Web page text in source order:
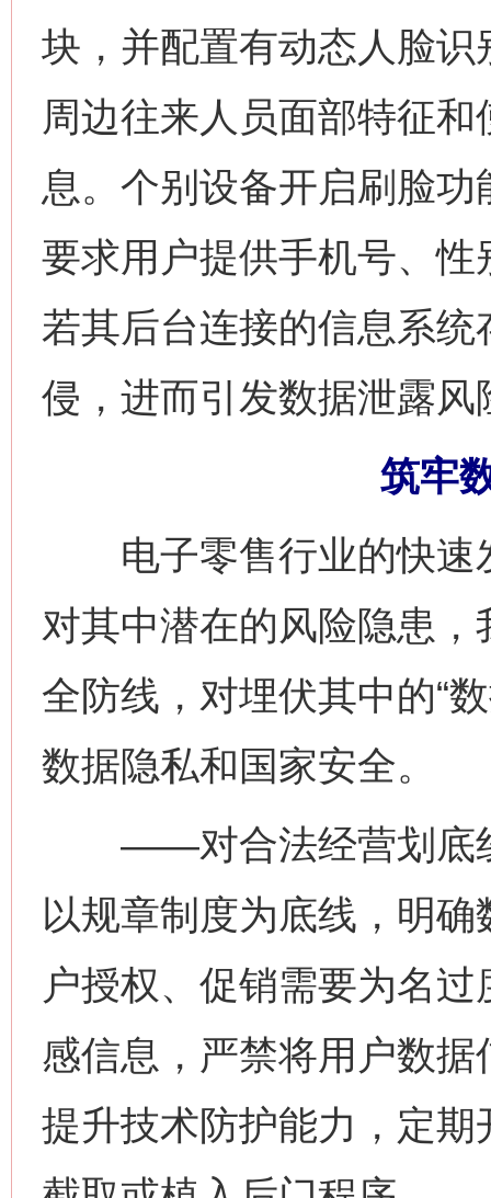
块，并配置有动态人脸
周边往来人员面部特征
息。个别设备开启刷脸
要求用户提供手机号、
若其后台连接的信息系
侵，进而引发数据泄露风
筑牢
电子零售行业的快速
对其中潜在的风险隐患
全防线，对埋伏其中的“
数据隐私和国家安全。
——对合法经营划底线
以规章制度为底线，明
户授权、促销需要为名
感信息，严禁将用户数
提升技术防护能力，定